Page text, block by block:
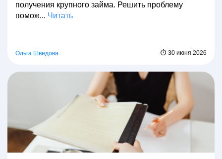
получения крупного займа. Решить проблему
помож... Читать
Ольга Шведова ⏱ 30 июня 2026